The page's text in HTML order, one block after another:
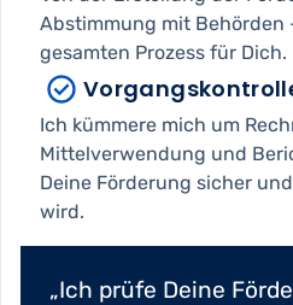
Ich prüfe Deine
Abstimmung mit Behörden
gesamten Prozess für Dich.
Ich kümmere mich um
Mittelverwendung und
Deine Förderung sicher
wird.